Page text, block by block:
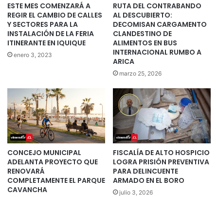
ESTE MES COMENZARÁ A
REGIR EL CAMBIO DE CALLES
Y SECTORES PARA LA
INSTALACIÓN DE LA FERIA
ITINERANTE EN IQUIQUE
enero 3, 2023
RUTA DEL CONTRABANDO
AL DESCUBIERTO:
DECOMISAN CARGAMENTO
CLANDESTINO DE
ALIMENTOS EN BUS
INTERNACIONAL RUMBO A
ARICA
marzo 25, 2026
CONCEJO MUNICIPAL
ADELANTA PROYECTO QUE
RENOVARÁ
COMPLETAMENTE EL PARQUE
CAVANCHA
FISCALÍA DE ALTO HOSPICIO
LOGRA PRISIÓN PREVENTIVA
PARA DELINCUENTE
ARMADO EN EL BORO
julio 3, 2026